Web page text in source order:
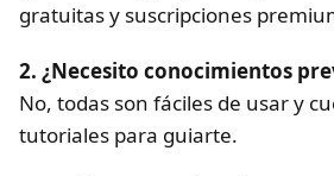
gratuitas y suscripciones
2. ¿Necesito conocimientos
No, todas son fáciles de usar y
tutoriales para guiarte.